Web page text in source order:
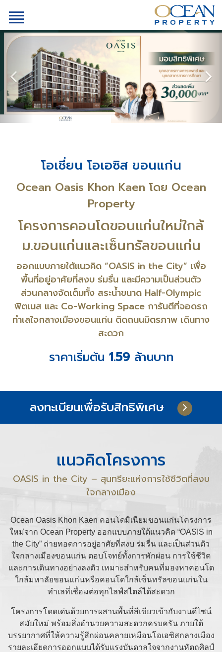
โอเชี่ยน โอเอซิส ขอนแก่น
Ocean Oasis Khon Kaen โดย Ocean
Property
โครงการคอนโดขอนแก่นใหม่ใกล้
ม.ขอนแก่นและเซ็นทรัลขอนแก่น
ออกแบบภายใต้แนวคิด “OASIS in the City” เพื่อ
พื้นที่อยู่อาศัยที่สงบ ร่มรื่น และมีความเป็นส่วนตัว
ส่วนกลางจัดเต็มทั้ง สระน้ำขนาด Half-Olympic
ฟิตเนส และ Co-Working Space การันตีที่จอดรถ
ทำเลใจกลางเมืองขอนแก่น ติดถนนมิตรภาพ เดินทาง
สะดวก
ราคาเริ่มต้น 1.59ล้านบาท
ลงทะเบียนเพื่อรับสิทธิพิเศษ
แนวคิดโครงการ
OASIS in the City – สุนทรียะแห่งการใช้ชีวิตที่สงบ
ใจกลางเมือง
Ocean Oasis Khon Kaen คอนโดมิเนียมขอนแก่นโครงการ
ใหม่จาก Ocean Property ออกแบบภายใต้แนวคิด “OASIS in
the City” ถ่ายทอดการอยู่อาศัยที่สงบ ร่มรื่น และเป็นส่วนตัว
ใจกลางเมืองขอนแก่น ตอบโจทย์ทั้งการพักผ่อน การใช้ชีวิต
และการเดินทางอย่างลงตัว เหมาะสำหรับคนที่มองหาคอนโด
ใกล้มหาลัยขอนแก่นหรือคอนโดใกล้เซ็นทรัลขอนแก่นใน
ทำเลที่เชื่อมต่อทุกไลฟ์สไตล์ได้สะดวก
โครงการโดดเด่นด้วยการผสานพื้นที่สีเขียวเข้ากับงานดีไซน์
สมัยใหม่ พร้อมสิ่งอำนวยความสะดวกครบครัน ภายใต้
บรรยากาศที่ให้ความรู้สึกผ่อนคลายเหมือนโอเอซิสกลางเมือง
รายละเอียดการออกแบบได้รับแรงบันดาลใจจากงานหัตถศิลป์